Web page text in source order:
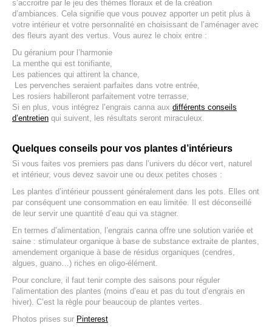
s’accroitre par le jeu des thèmes floraux et de la création
d’ambiances. Cela signifie que vous pouvez apporter un petit plus à
votre intérieur et votre personnalité en choisissant de l’aménager avec
des fleurs ayant des vertus. Vous aurez le choix entre :
Du géranium pour l’harmonie
La menthe qui est tonifiante,
Les patiences qui attirent la chance,
Les pervenches seraient parfaites dans votre entrée,
Les rosiers habilleront parfaitement votre terrasse,
Si en plus, vous intégrez l’engrais canna aux différents conseils
d’entretien qui suivent, les résultats seront miraculeux.
Quelques conseils pour vos plantes d’intérieurs
Si vous faites vos premiers pas dans l’univers du décor vert, naturel
et intérieur, vous devez savoir une ou deux petites choses :
Les plantes d’intérieur poussent généralement dans les pots. Elles ont
par conséquent une consommation en eau limitée. Il est déconseillé
de leur servir une quantité d’eau qui va stagner.
En termes d’alimentation, l’engrais canna offre une solution variée et
saine : stimulateur organique à base de substance extraite de plantes,
amendement organique à base de résidus organiques (cendres,
algues, guano…) riches en oligo-élément.
Pour conclure, il faut tenir compte des saisons pour réguler
l’alimentation des plantes (moins d’eau et pas du tout d’engrais en
hiver). C’est la règle pour beaucoup de plantes vertes.
Photos prises sur Pinterest